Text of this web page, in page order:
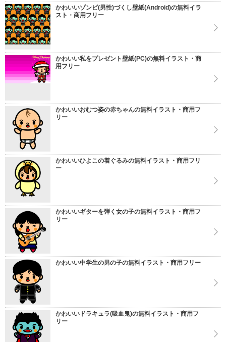
かわいいゾンビ(男性)づくし壁紙(Android)の無料イラ
スト・商用フリー
かわいい私をプレゼント壁紙(PC)の無料イラスト・商
用フリー
かわいいおむつ姿の赤ちゃんの無料イラスト・商用フ
リー
かわいいひよこの着ぐるみの無料イラスト・商用フリ
ー
かわいいギターを弾く女の子の無料イラスト・商用フ
リー
かわいい中学生の男の子の無料イラスト・商用フリー
かわいいドラキュラ(吸血鬼)の無料イラスト・商用フ
リー